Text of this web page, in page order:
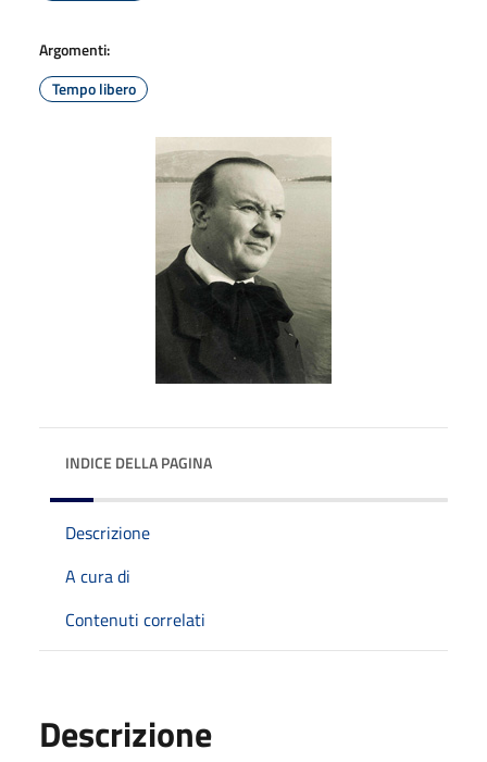
Argomenti:
Tempo libero
INDICE DELLA PAGINA
Descrizione
A cura di
Contenuti correlati
Descrizione